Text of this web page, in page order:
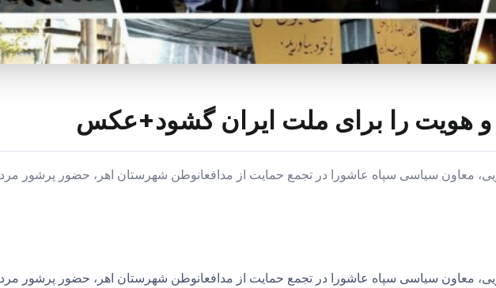
و هویت را برای ملت ایران گشود+عکس
معاون سیاسی سپاه عاشورا در تجمع حمایت از مدافعانوطن شهرستان اهر، حضور پرشور
معاون سیاسی سپاه عاشورا در تجمع حمایت از مدافعانوطن شهرستان اهر، حضور پرشور